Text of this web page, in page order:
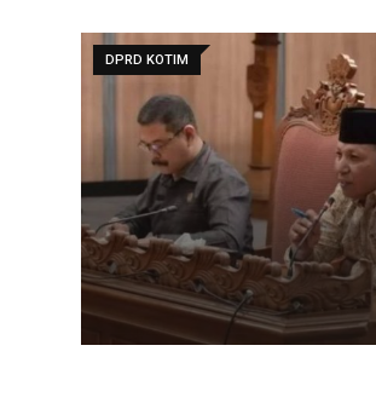
DPRD KOTIM